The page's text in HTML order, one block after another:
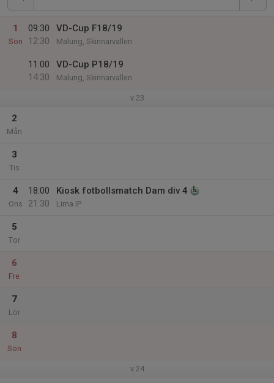
1
Sön
09:30
12:30
VD-Cup F18/19
Malung, Skinnarvallen
11:00
14:30
VD-Cup P18/19
Malung, Skinnarvallen
v.23
2
Mån
3
Tis
4
Ons
18:00
21:30
Kiosk fotbollsmatch Dam div 4
Lima IP
5
Tor
6
Fre
7
Lör
8
Sön
v.24